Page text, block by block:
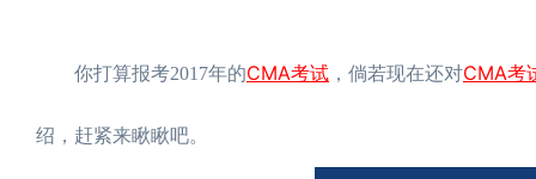
你打算报考2017年的CMA考试 ，倘若现在还对CMA考
绍，赶紧来瞅瞅吧。